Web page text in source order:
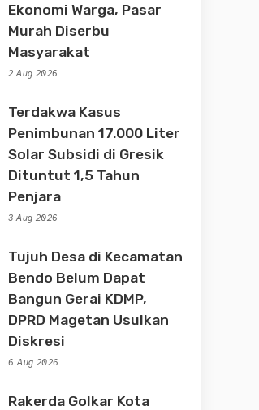
Ekonomi Warga, Pasar
Murah Diserbu
Masyarakat
2 Aug 2026
Terdakwa Kasus
Penimbunan 17.000 Liter
Solar Subsidi di Gresik
Dituntut 1,5 Tahun
Penjara
3 Aug 2026
Tujuh Desa di Kecamatan
Bendo Belum Dapat
Bangun Gerai KDMP,
DPRD Magetan Usulkan
Diskresi
6 Aug 2026
Rakerda Golkar Kota